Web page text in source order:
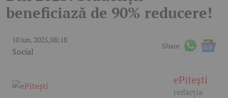
beneficiază de 90% reducere!
10 iun. 2025, 08:18
Social
Share
ePitești
redacția